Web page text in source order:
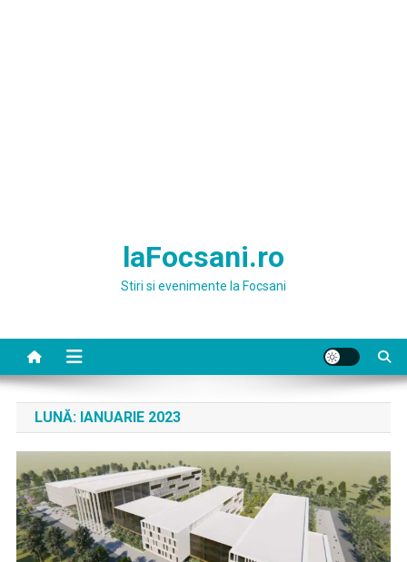
laFocsani.ro
Stiri si evenimente la Focsani
LUNĂ: IANUARIE 2023